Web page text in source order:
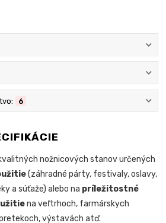
6
nožnicových stanov určených
(záhradné párty, festivaly, oslavy,
a súťaže) alebo na príležitostné
na veľtrhoch, farmárskych
výstavách atď.